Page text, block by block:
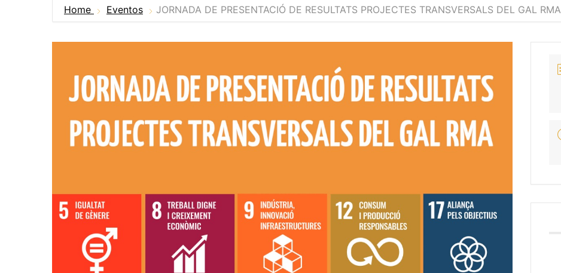
Home Eventos JORNADA DE PRESENTACIÓ DE RESULTATS PROJECTES TRANSVERSALS DEL GAL RMA